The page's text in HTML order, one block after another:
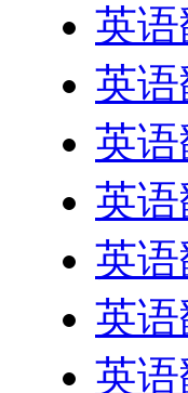
英
英
英
英
英
英
英